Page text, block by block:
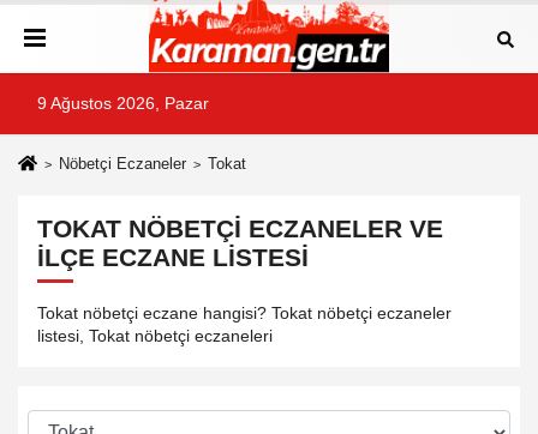
9 Ağustos 2026, Pazar
Nöbetçi Eczaneler Tokat
TOKAT NÖBETÇI ECZANELER VE
İLÇE ECZANE LISTESI
Tokat nöbetçi eczane hangisi? Tokat nöbetçi eczaneler
listesi, Tokat nöbetçi eczaneleri